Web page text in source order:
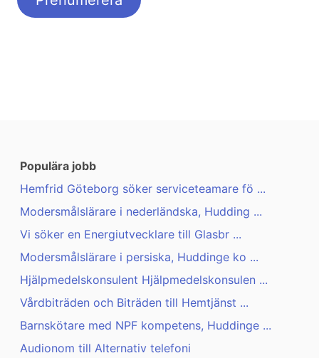
Populära jobb
Hemfrid Göteborg söker serviceteamare fö ...
Modersmålslärare i nederländska, Hudding ...
Vi söker en Energiutvecklare till Glasbr ...
Modersmålslärare i persiska, Huddinge ko ...
Hjälpmedelskonsulent Hjälpmedelskonsulen ...
Vårdbiträden och Biträden till Hemtjänst ...
Barnskötare med NPF kompetens, Huddinge ...
Audionom till Alternativ telefoni